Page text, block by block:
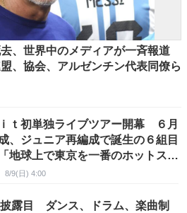
、世界中のメディアが一斉報道
、協会、アルゼンチン代表同僚ら
ｔ初単独ライブツアー開幕 ６月
、ジュニア再編成で誕生の６組目
地球上で東京を一番のホットスポ
8/9(日) 4:00
露目 ダンス、ドラム、楽曲制